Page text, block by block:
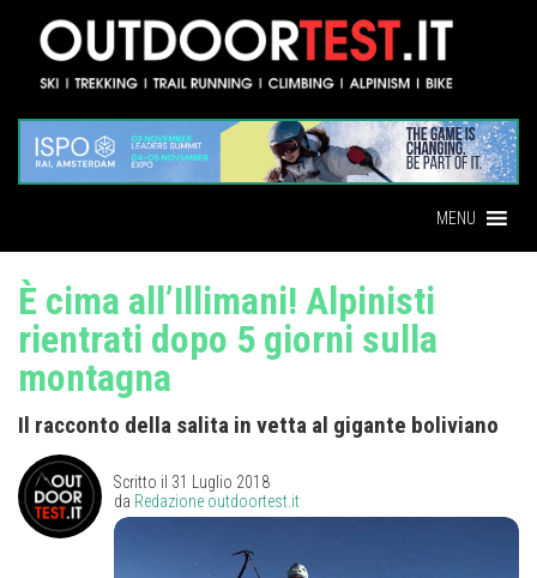
MENU
È cima all’Illimani! Alpinisti
rientrati dopo 5 giorni sulla
montagna
Il racconto della salita in vetta al gigante boliviano
Scritto il 31 Luglio 2018
da Redazione outdoortest.it